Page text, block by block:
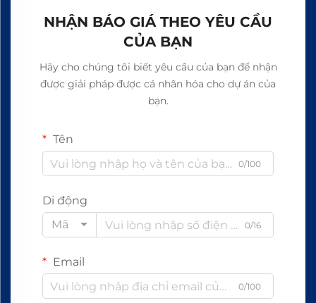
NHẬN BÁO GIÁ THEO YÊU CẦU
CỦA BẠN
Hãy cho chúng tôi biết yêu cầu của bạn để nhận
được giải pháp được cá nhân hóa cho dự án của
bạn.
Tên
0/100
Di động
Mã
0/16
Email
0/100